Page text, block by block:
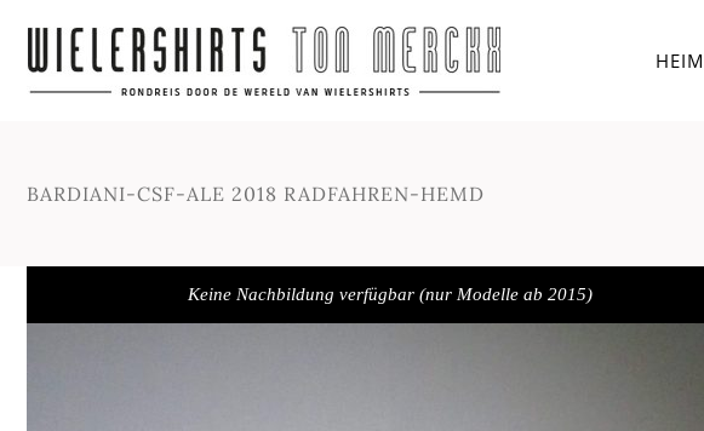
HEIM
BARDIANI-CSF-ALE 2018 RADFAHREN-HEMD
Keine Nachbildung verfügbar (nur Modelle ab 2015)